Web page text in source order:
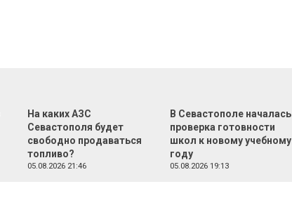
На каких АЗС
Севастополя будет
свободно продаваться
топливо?
05.08.2026 21:46
В Севастополе началась
проверка готовности
школ к новому учебному
году
05.08.2026 19:13